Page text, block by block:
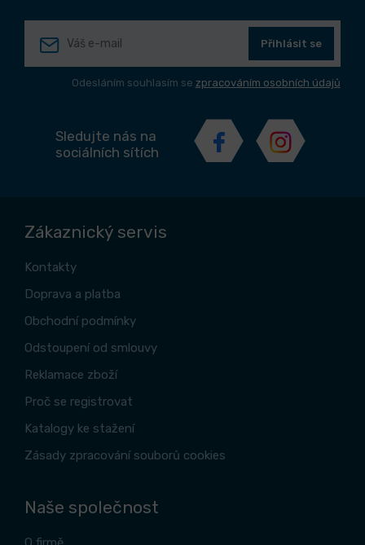
Přihlásit se
Odesláním souhlasím se zpracováním osobních údajů
Sledujte nás na
sociálních sítích
Zákaznický servis
Kontakty
Doprava a platba
Obchodní podmínky
Odstoupení od smlouvy
Reklamace zboží
Proč se registrovat
Katalogy ke stažení
Zásady zpracování souborů cookies
Naše společnost